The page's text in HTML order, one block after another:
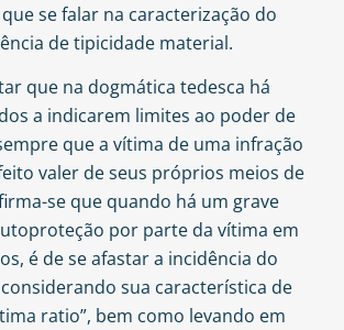
se falar na caracterização do
de tipicidade material.
que na dogmática tedesca há
a indicarem limites ao poder de
que a vítima de uma infração
valer de seus próprios meios de
se que quando há um grave
por parte da vítima em
é de se afastar a incidência do
sua característica de
ratio”, bem como levando em